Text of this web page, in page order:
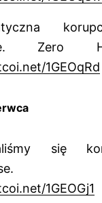
Zero
1GEOqRd
się
1GEOGj1